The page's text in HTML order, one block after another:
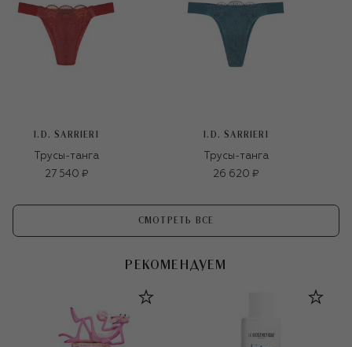
I.D. SARRIERI
Трусы-танга
27 540 ₽
I.D. SARRIERI
Трусы-танга
26 620 ₽
СМОТРЕТЬ ВСЕ
РЕКОМЕНДУЕМ